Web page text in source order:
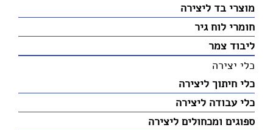
מוצרי בד ליצירה
חומרי לוח גיר
ליבוד צמר
כלי יצירה
כלי חיתוך ליצירה
כלי עבודה ליצירה
ספוגים ומכחולים ליצירה